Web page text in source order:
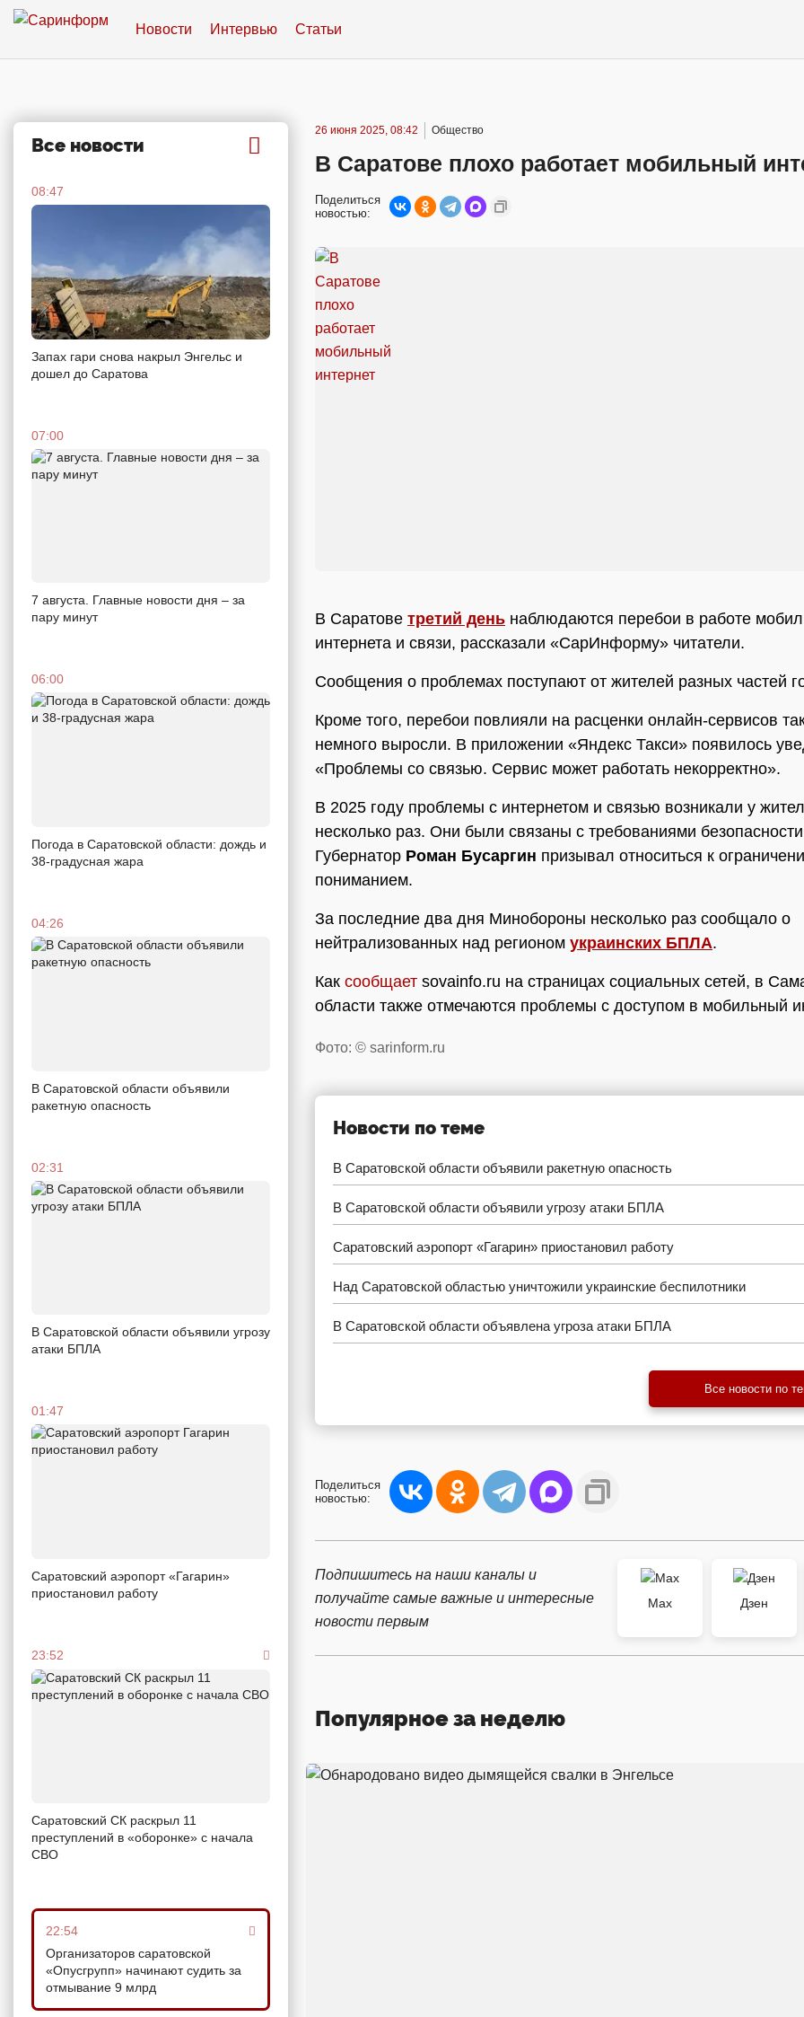
Новости Интервью Статьи
Все новости
08:47
Запах гари снова накрыл Энгельс и
дошел до Саратова
07:00
7 августа. Главные новости дня – за
пару минут
06:00
Погода в Саратовской области: дождь и
38-градусная жара
04:26
В Саратовской области объявили
ракетную опасность
02:31
В Саратовской области объявили угрозу
атаки БПЛА
01:47
Саратовский аэропорт «Гагарин»
приостановил работу
23:52
Саратовский СК раскрыл 11
преступлений в «оборонке» с начала
СВО
22:54
Организаторов саратовской
«Опусгрупп» начинают судить за
отмывание 9 млрд
26 июня 2025, 08:42 Общество
В Саратове плохо работает мобильный
Поделиться
новостью:
В Саратове третий день наблюдаются перебои в работе
интернета и связи, рассказали «СарИнформу» читатели.
Сообщения о проблемах поступают от жителей разных частей
Кроме того, перебои повлияли на расценки онлайн-сервисов
немного выросли. В приложении «Яндекс Такси» появилось
«Проблемы со связью. Сервис может работать некорректно».
В 2025 году проблемы с интернетом и связью возникали у
несколько раз. Они были связаны с требованиями
Губернатор Роман Бусаргин призывал относиться к
пониманием.
За последние два дня Минобороны несколько раз сообщало о
нейтрализованных над регионом украинских БПЛА.
Как сообщает sovainfo.ru на страницах социальных сетей, в
области также отмечаются проблемы с доступом в мобильный
Фото: © sarinform.ru
Новости по теме
В Саратовской области объявили ракетную опасность
В Саратовской области объявили угрозу атаки БПЛА
Саратовский аэропорт «Гагарин» приостановил работу
Над Саратовской областью уничтожили украинские беспилотники
В Саратовской области объявлена угроза атаки БПЛА
Все новости по
Поделиться
новостью:
Подпишитесь на наши каналы и
получайте самые важные и интересные
новости первым
Max Дзен
Популярное за неделю